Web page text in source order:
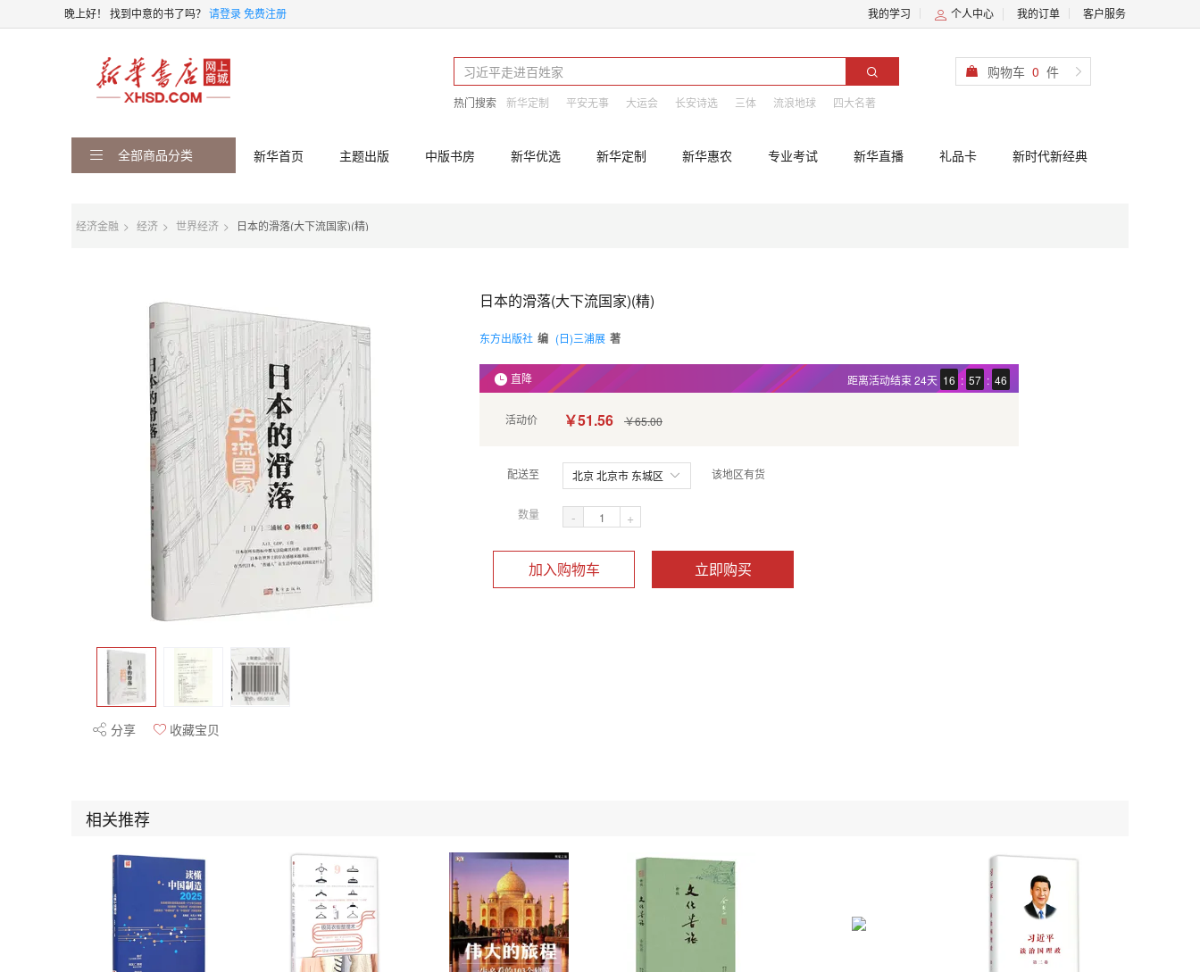
晚上好！ 找到中意的书了吗？ 请登录免费注册 我的学习 个人中心 我的订单 客户服务
热门搜索 新华定制 平安无事 大运会 长安诗选 三体 流浪地球 四大名著
购物车 0 件
全部商品分类 新华首页 主题出版 中版书房 新华优选 新华定制 新华惠农 专业考试 新华直播 礼品卡 新时代新经典
经济金融 经济 世界经济 日本的滑落(大下流国家)(精)
分享 收藏宝贝
日本的滑落(大下流国家)(精)
东方出版社 编 (日)三浦展 著
直降 距离活动结束 24天 16 : 57 : 45
活动价 ￥51.56 ￥65.00
配送至 北京 北京市 东城区 该地区有货
数量 - +
加入购物车 立即购买
相关推荐